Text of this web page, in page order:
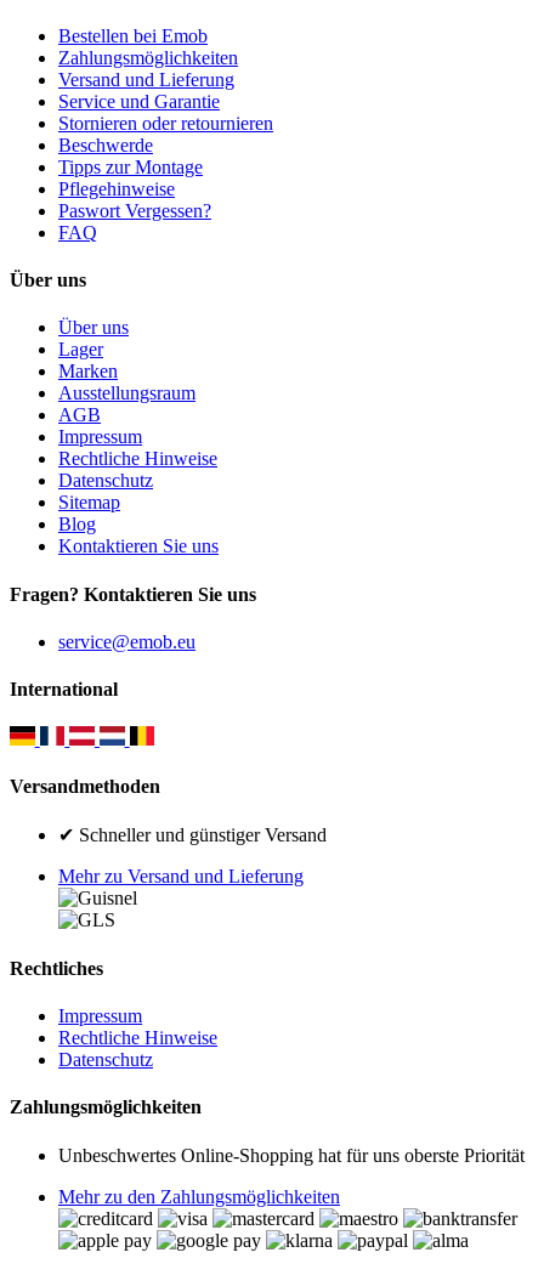
Bestellen bei Emob
Zahlungsmöglichkeiten
Versand und Lieferung
Service und Garantie
Stornieren oder retournieren
Beschwerde
Tipps zur Montage
Pflegehinweise
Paswort Vergessen?
FAQ
Über uns
Über uns
Lager
Marken
Ausstellungsraum
AGB
Impressum
Rechtliche Hinweise
Datenschutz
Sitemap
Blog
Kontaktieren Sie uns
Fragen? Kontaktieren Sie uns
service@emob.eu
International
Versandmethoden
✔ Schneller und günstiger Versand
Mehr zu Versand und Lieferung
Rechtliches
Impressum
Rechtliche Hinweise
Datenschutz
Zahlungsmöglichkeiten
Unbeschwertes Online-Shopping hat für uns oberste Priorität
Mehr zu den Zahlungsmöglichkeiten